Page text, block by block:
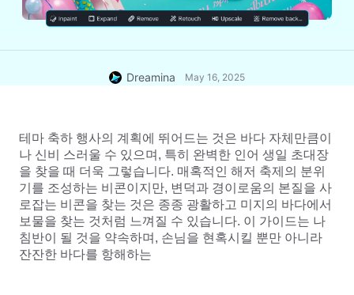
Dreamina May 16, 2025
테마 축하 행사의 계획에 뛰어드는 것은 바다 자체만큼이
나 신비 스러울 수 있으며, 특히 완벽한 인어 생일 초대장
을 찾을 때 더욱 그렇습니다. 매혹적인 해저 축제의 분위
기를 조성하는 비콘이지만, 변덕과 경이로움의 본질을 사
로잡는 비콘을 찾는 것은 종종 광활하고 미지의 바다에서
보물을 찾는 것처럼 느껴질 수 있습니다. 이 가이드는 나
침반이 될 것을 약속하며, 손님을 현혹시킬 뿐만 아니라
잔잔한 바다를 항해하는